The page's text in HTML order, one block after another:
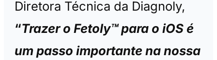
Diretora Técnica da Diagnoly,
“Trazer o Fetoly™ para o iOS é
um passo importante na nossa